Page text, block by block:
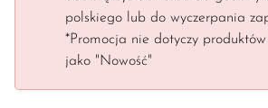
polskiego lub do wyczerpania
*Promocja nie dotyczy produktów
jako "Nowość"